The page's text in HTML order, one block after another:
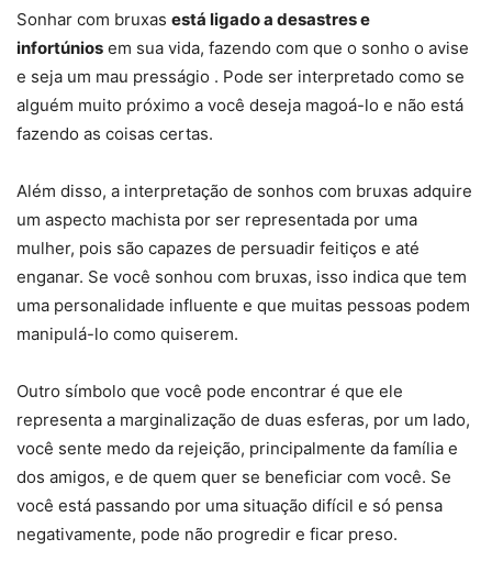
Sonhar com bruxas está ligado a desastres e
infortúnios em sua vida, fazendo com que o sonho o avise
e seja um mau presságio . Pode ser interpretado como se
alguém muito próximo a você deseja magoá-lo e não está
fazendo as coisas certas.
Além disso, a interpretação de sonhos com bruxas adquire
um aspecto machista por ser representada por uma
mulher, pois são capazes de persuadir feitiços e até
enganar. Se você sonhou com bruxas, isso indica que tem
uma personalidade influente e que muitas pessoas podem
manipulá-lo como quiserem.
Outro símbolo que você pode encontrar é que ele
representa a marginalização de duas esferas, por um lado,
você sente medo da rejeição, principalmente da família e
dos amigos, e de quem quer se beneficiar com você. Se
você está passando por uma situação difícil e só pensa
negativamente, pode não progredir e ficar preso.